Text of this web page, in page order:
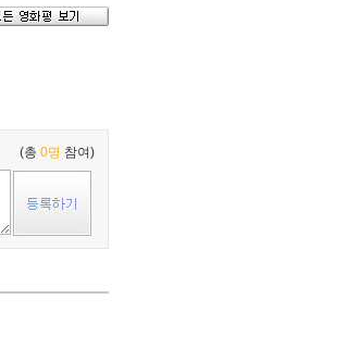
(총 0명 참여)